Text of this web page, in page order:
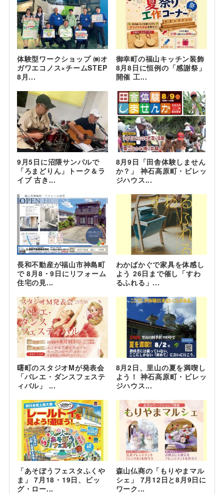
体験型ワークショップ ㈱オ
ガワエコノス×チームSTEP
8月...
御幸町の福山キッチン装飾
8月8日に恒例の「感謝祭」
開催 工...
9月5日に沼隈サンパルで
「ろまどりん」トーク＆ラ
イブ 古き...
8月9日「田舎体験しません
か？」 神石高原町・ビレッ
ジハウス...
長和不動産が福山市神島町
で 8月8・9日にリフォーム
住宅の見...
わかばかぐで家具を体感し
よう 26日まで催し「すわ
るふれる」...
曙町のスタジオMが発表会
「バレエ・ダンスフェステ
ィバル」 ...
8月2日、里山の夏を満喫し
よう！ 神石高原町・ビレッ
ジハウス...
「あそぼうフェスタふくや
ま」 7月18・19日、ビッ
グ・ロー...
森山仏商の「もりやまマル
シェ」 7月12日と8月9日に
ワーク...